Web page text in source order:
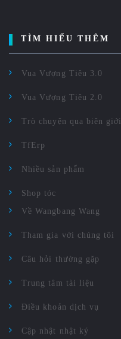
TÌM HIỂU THÊM
Vua Vượng Tiêu 3.0
Vua Vượng Tiêu 2.0
Trò chuyện qua biên giới
TfErp
Nhiều sản phẩm
Shop tóc
Về Wangbang Wang
Tham gia với chúng tôi
Câu hỏi thường gặp
Trung tâm tài liệu
Điều khoản dịch vụ
Cập nhật nhật ký